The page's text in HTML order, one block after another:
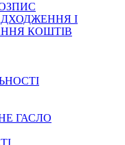
І
КОШТІВ
ГАСЛО